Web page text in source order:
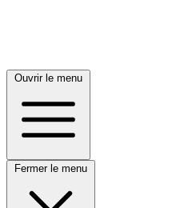
Ouvrir le menu
Fermer le menu